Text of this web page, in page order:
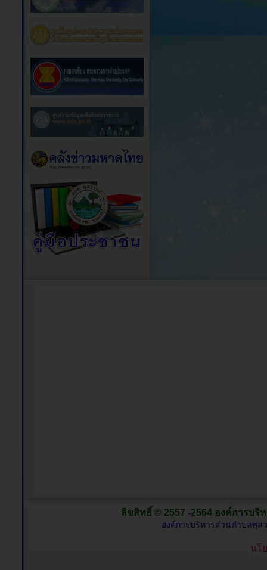
ลิขสิทธิ์ © 2557 -2564 องค์การบริ
องค์การบริหารส่วนตำบลพุส
นโ